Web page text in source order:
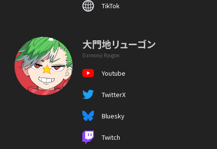
TikTok
大門地リューゴン
Daimonji Ryugon
Youtube
TwitterX
Bluesky
Twitch